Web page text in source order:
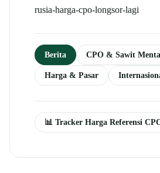
rusia-harga-cpo-longsor-lagi
Berita CPO & Sawit
Harga & Pasar
📊 Tracker Harga Referensi